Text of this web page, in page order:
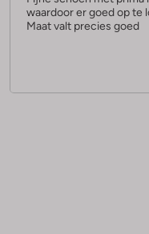
r
waardoor er goed op te
Maat valt precies goed